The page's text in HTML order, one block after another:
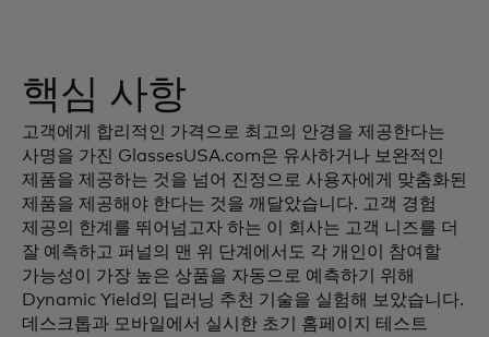
핵심 사항
고객에게 합리적인 가격으로 최고의 안경을 제공한다는
사명을 가진 GlassesUSA.com은 유사하거나 보완적인
제품을 제공하는 것을 넘어 진정으로 사용자에게 맞춤화된
제품을 제공해야 한다는 것을 깨달았습니다. 고객 경험
제공의 한계를 뛰어넘고자 하는 이 회사는 고객 니즈를 더
잘 예측하고 퍼널의 맨 위 단계에서도 각 개인이 참여할
가능성이 가장 높은 상품을 자동으로 예측하기 위해
Dynamic Yield의 딥러닝 추천 기술을 실험해 보았습니다.
데스크톱과 모바일에서 실시한 초기 홈페이지 테스트